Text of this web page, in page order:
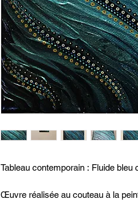
Tableau contemporain : Fluide bleu
Œuvre réalisée au couteau à la